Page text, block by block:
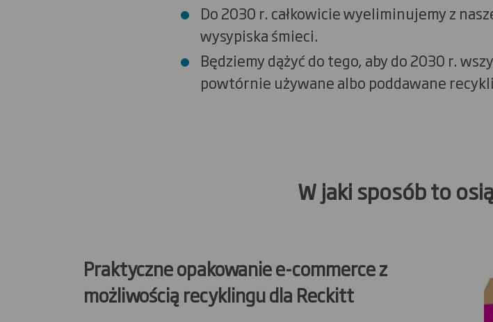
Do 2030 r. całkowicie wyeliminujemy z
wysypiska śmieci.
Będziemy dążyć do tego, aby do 2030 r.
powtórnie używane albo poddawane
W jaki sposób to
Praktyczne opakowanie e-commerce z
możliwością recyklingu dla Reckitt